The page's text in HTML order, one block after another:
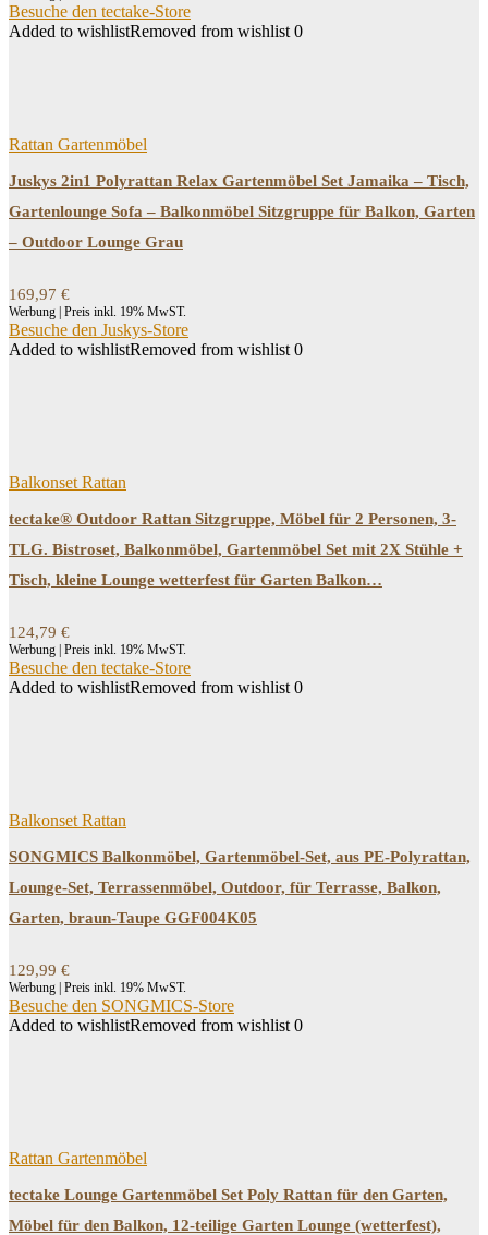
89,79 €74,79 €.
Besuche den tectake-Store
Added to wishlistRemoved from wishlist 0
Rattan Gartenmöbel
Juskys 2in1 Polyrattan Relax Gartenmöbel Set Jamaika – Tisch,
Gartenlounge Sofa – Balkonmöbel Sitzgruppe für Balkon, Garten
– Outdoor Lounge Grau
169,97 €
Werbung | Preis inkl. 19% MwST.
Besuche den Juskys-Store
Added to wishlistRemoved from wishlist 0
Balkonset Rattan
tectake® Outdoor Rattan Sitzgruppe, Möbel für 2 Personen, 3-
TLG. Bistroset, Balkonmöbel, Gartenmöbel Set mit 2X Stühle +
Tisch, kleine Lounge wetterfest für Garten Balkon…
124,79 €
Werbung | Preis inkl. 19% MwST.
Besuche den tectake-Store
Added to wishlistRemoved from wishlist 0
Balkonset Rattan
SONGMICS Balkonmöbel, Gartenmöbel-Set, aus PE-Polyrattan,
Lounge-Set, Terrassenmöbel, Outdoor, für Terrasse, Balkon,
Garten, braun-Taupe GGF004K05
129,99 €
Werbung | Preis inkl. 19% MwST.
Besuche den SONGMICS-Store
Added to wishlistRemoved from wishlist 0
Rattan Gartenmöbel
tectake Lounge Gartenmöbel Set Poly Rattan für den Garten,
Möbel für den Balkon, 12-teilige Garten Lounge (wetterfest),